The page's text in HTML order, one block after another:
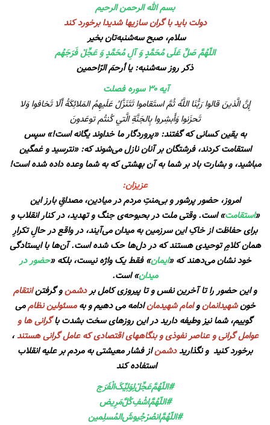
بسم الله الرحمن الرحیم
دولت باید با گران سازیها شدیدا برخورد کند
سلام، صبح سه‌شنبه‌تان بخیر
اللّهُمَّ صَلِّ عَلَى مُحَمَّدٍ وَ آلِ مُحَمَّدٍ وَ عَجِّلْ فَرَجَهُم
ذکر روز سه‌شنبه: یا أرحمَ الرّاحمین
آیه ۳۰ سوره فصلت
إِنَّ الَّذينَ قالوا رَبُّنَا اللَّهُ ثُمَّ استَقاموا تَتَنَزَّلُ عَلَيهِمُ المَلائِكَةُ أَلّا تَخافوا وَلا
تَحزَنوا وَأَبشِروا بِالجَنَّةِ الَّتي كُنتُم توعَدونَ
به یقین کسانی که گفتند: «پروردگار ما خداوند یگانه است!» سپس
استقامت کردند، فرشتگان بر آنان نازل می‌شوند که: «نترسید و غمگین
مباشید، و بشارت باد بر شما به آن بهشتی که به شما وعده داده شده است!
عزیزان:
امروز، حضور پرشور و بی‌منتِ مردم در میادین، مصداقِ بارز این
«استقامت» است. وقتی ملت در بحبوحه‌ی جنگ و تهدید، در کنار انقلاب و
برای حفاظت از خاکِ این سرزمین به میدان می‌آیند، در واقع در حالِ تکرارِ
همان کلامِ توحیدی هستند که در دل‌ها حک شده است. آن‌ها با ایستادگی
خود نشان می‌دهند که «ایمان» فقط یک واژه نیست، بلکه «حضور در
میدان» است.
و این حضور را تا آخرین نفس و تا پیروزی کامل بردشمنو گرفتنانتقام
خونشهیدانمانوامام شهیدمانادامه می دهیم و بهمسئولین نظاممی
گوییم، شما نیز وطیفه دارید در این روزهای سخت بشدت باگرانی ها و
عوامل گرانی و عناصر نفوذی و بنگاههای اقتصادی که عامل گرانی هستند،
برخورد کنید و نگذاریددشمناز فشار معیشتی به مردم بر علیه انقلاب
استفاده کند
#اللّهُمَّ‌عَجِّلْ‌لِوَلِيِّکَ‌الْفَرَج
#اللّهُمَّ‌اشْفِ‌کُلَّ‌مَرِیض
#اللّهُمَّ‌انصُرْ‌جُیوشَ‌المُسلِمين